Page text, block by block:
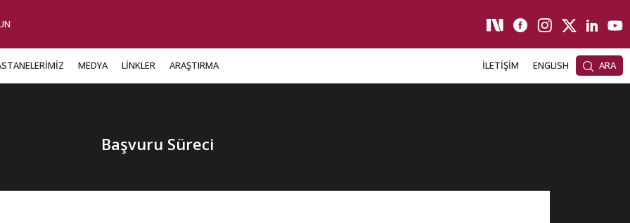
MEDYA LİNKLER ARAŞTIRMA İLETİŞİM ENGLISH ARA
Başvuru Süreci